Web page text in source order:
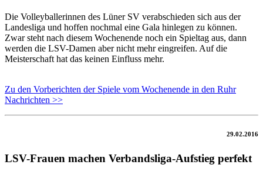
Die Volleyballerinnen des Lüner SV verabschieden sich aus der
Landesliga und hoffen nochmal eine Gala hinlegen zu können.
Zwar steht nach diesem Wochenende noch ein Spieltag aus, dann
werden die LSV-Damen aber nicht mehr eingreifen. Auf die
Meisterschaft hat das keinen Einfluss mehr.
Zu den Vorberichten der Spiele vom Wochenende in den Ruhr
Nachrichten >>
29.02.2016
LSV-Frauen machen Verbandsliga-Aufstieg perfekt